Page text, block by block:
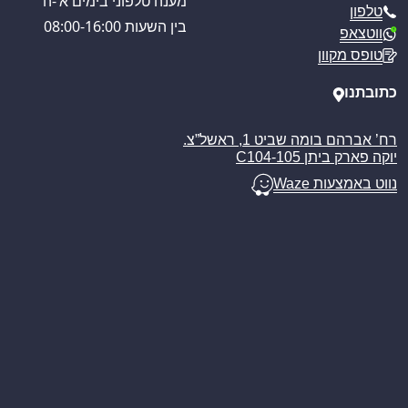
מדיניות משלוחים
ביטול עסקה
מאמרים
טלפון
ווטצאפ
טופס מקוון
בין השעות 08:00-16:00
כתובתנו
רח’ אברהם בומה שביט 1, ראשל”צ.
יוקה פארק ביתן C104-105
נווט באמצעות Waze